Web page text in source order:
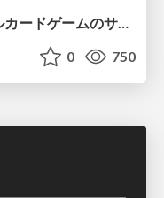
【CEDEC2026】次世代デジタルカードゲームのサーバー設計と運用 〜『Shadowverse: Worlds Beyond』の舞台裏～
0 750